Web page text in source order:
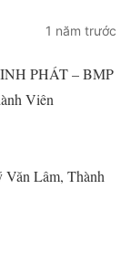
1 năm trước
PHÁT – BMP
Viên
Văn Lâm, Thành